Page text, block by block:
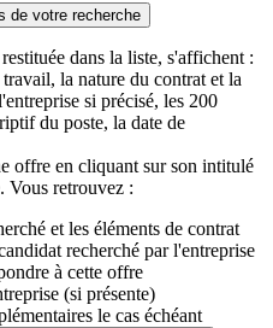
de votre recherche
dans la liste, s'affichent :
la nature du contrat et la
si précisé, les 200
du poste, la date de
offre en cliquant sur son intitulé
Vous retrouvez :
et les éléments de contrat
recherché par l'entreprise
à cette offre
(si présente)
le cas échéant